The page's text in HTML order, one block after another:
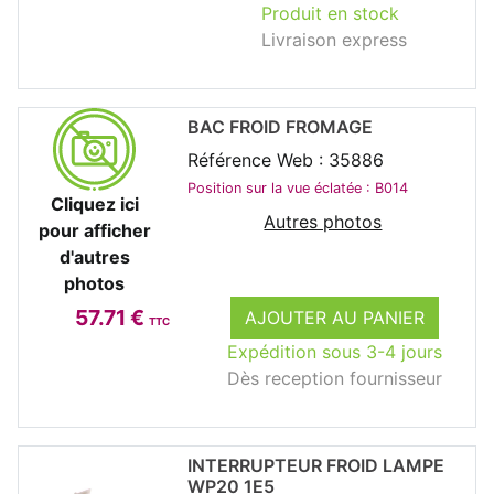
Produit en stock
Livraison express
Cliquez ici
pour afficher
d'autres
photos
57.71 € TTC
AJOUTER AU PANIER
Expédition sous 3-4 jours
Dès reception fournisseur
BAC FROID FROMAGE
Référence Web : 35886
Position sur la vue éclatée : B014
Autres photos
INTERRUPTEUR FROID LAMPE
WP20 1E5